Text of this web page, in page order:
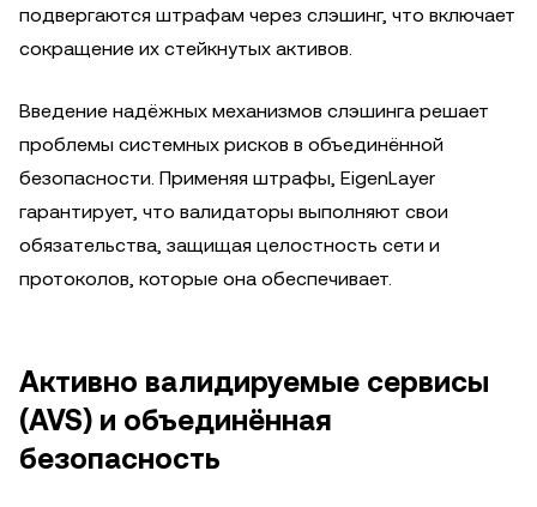
подвергаются штрафам через слэшинг, что включает
сокращение их стейкнутых активов.
Введение надёжных механизмов слэшинга решает
проблемы системных рисков в объединённой
безопасности. Применяя штрафы, EigenLayer
гарантирует, что валидаторы выполняют свои
обязательства, защищая целостность сети и
протоколов, которые она обеспечивает.
Активно валидируемые сервисы
(AVS) и объединённая
безопасность